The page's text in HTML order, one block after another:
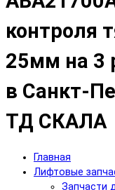
контроля
25мм на 3
в Санкт-
ТД СКАЛА
Главная
Лифтовые
Запчасти